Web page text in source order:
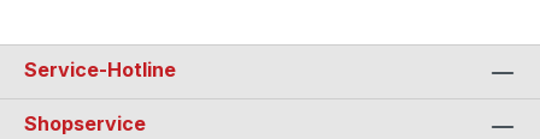
Service-Hotline
Shopservice